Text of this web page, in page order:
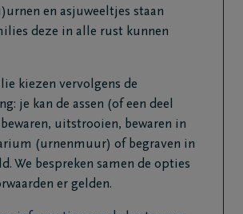
en asjuweeltjes staan
deze in alle rust kunnen
kiezen vervolgens de
je kan de assen (of een deel
uitstrooien, bewaren in
(urnenmuur) of begraven in
We bespreken samen de opties
er gelden.